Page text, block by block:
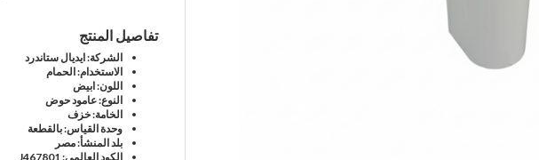
تفاصيل المنتج
الشركة: ايديال ستاندرد
الاستخدام: الحمام
اللون: ابيض
النوع: عامود حوض
الخامة: خزف
وحدة القياس: بالقطعة
بلد المنشأ: مصر
الكود العالمي: J467801